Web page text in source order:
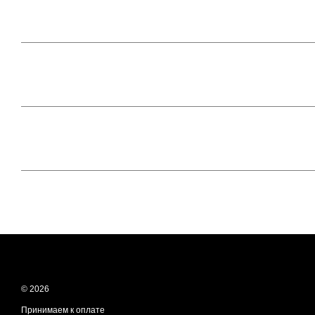
© 2026
Принимаем к оплате